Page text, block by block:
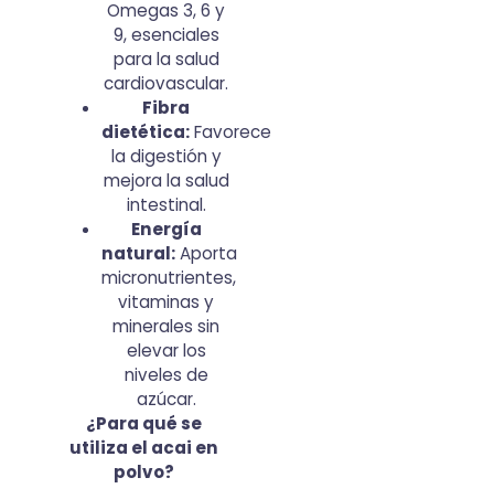
Omegas 3, 6 y
9, esenciales
para la salud
cardiovascular.
Fibra
dietética:Favorece
la digestión y
mejora la salud
intestinal.
Energía
natural:Aporta
micronutrientes,
vitaminas y
minerales sin
elevar los
niveles de
azúcar.
¿Para qué se
utiliza el acai en
polvo?